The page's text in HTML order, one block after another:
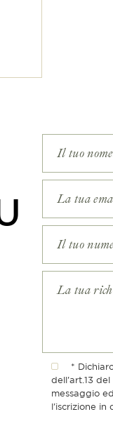
*
dell'art.13
messaggio
l'iscrizione in